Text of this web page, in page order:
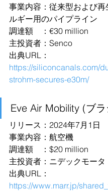
事業内容：従来型および再
ルギー用のパイプライン
調達額　：€30 million
主投資者：Senco
出典URL：
https://siliconcanals.com/
strohm-secures-e30m/
Eve Air Mobility (ブ
リリース：2024年7月1日
事業内容：航空機
調達額　：$20 million
主投資者：ニデックモータ
出典URL：
https://www.marr.jp/